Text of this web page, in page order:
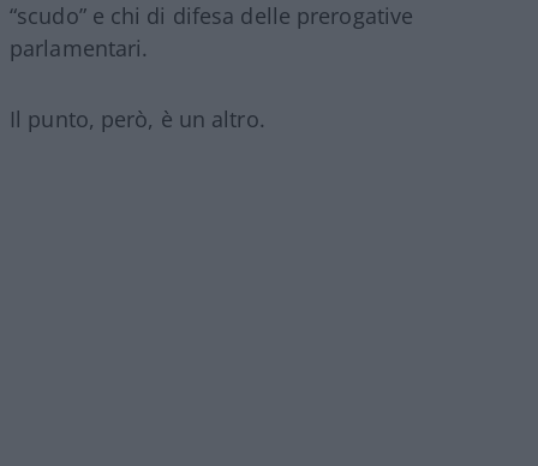
“scudo” e chi di difesa delle prerogative
parlamentari.
Il punto, però, è un altro.